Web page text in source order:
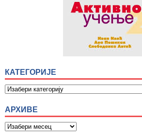
КАТЕГОРИЈЕ
АРХИВЕ